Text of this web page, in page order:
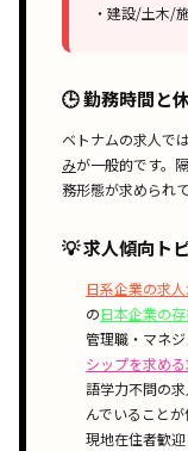
・建設/土木/
🕒 勤務時間と
ベトナムの求人では
みが一般的です。
務形態が求められて
💡 求人傾向ト
日系企業の求人
の日本企業の
管理職・マネ
シップを求める
語学力不問の
んでいることが
現地在住者歓